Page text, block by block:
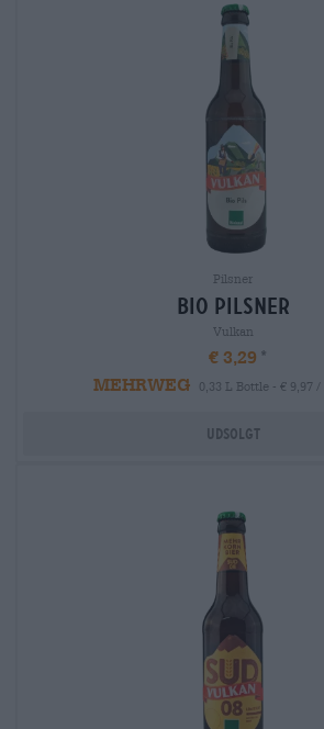
Pilsner
bio Pilsner
Vulkan
€ 3,29
MEHRWEG
0,33 L Bottle - € 9,97 /
Udsolgt